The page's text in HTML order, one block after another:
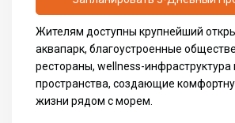
Жителям доступны крупнейший
аквапарк, благоустроенные
рестораны, wellness-
пространства, создающие
жизни рядом с морем.